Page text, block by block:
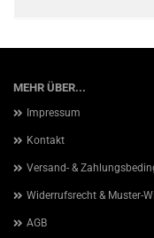
MEHR ÜBER...
Impressum
Kontakt
Versand- &
Widerrufsrecht & Muster-
AGB